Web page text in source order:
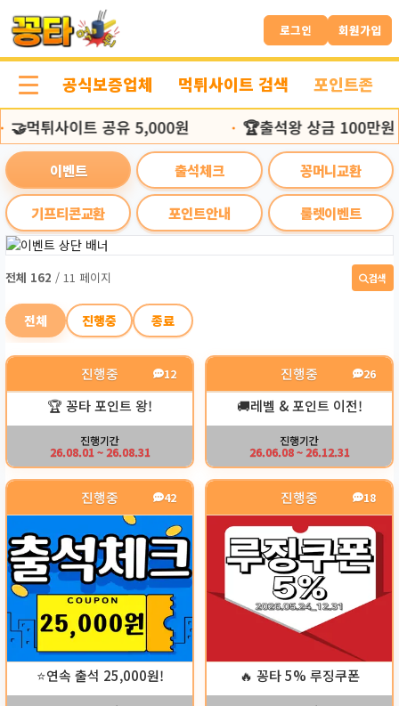
벤
페
문
로
로그인 회원가입
공식보증업체 먹튀사이트 검색 포인트존
먹튀사이트 공유 5,000원 🏆출석왕 상금 100만원
이벤트 출석체크 꽁머니교환
기프티콘교환 포인트안내 룰렛이벤트
전체 162 / 11 페이지 검색
전체 진행중 종료
진행중 12
🏆 꽁타 포인트 왕!
진행기간
26.08.01 ~ 26.08.31
진행중 26
🚚레벨 & 포인트 이전!
진행기간
26.06.08 ~ 26.12.31
진행중 42
⭐️연속 출석 25,000원!
진행중 18
🔥 꽁타 5% 루징쿠폰